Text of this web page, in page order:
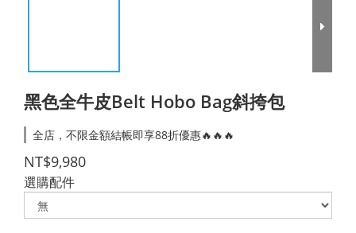
黑色全牛皮Belt Hobo Bag斜挎包
全店，不限金額結帳即享88折優惠🔥🔥🔥
NT$9,980
選購配件